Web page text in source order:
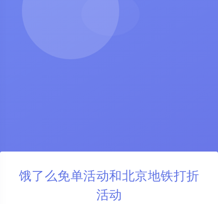
饿了么免单活动和北京地铁打折
活动